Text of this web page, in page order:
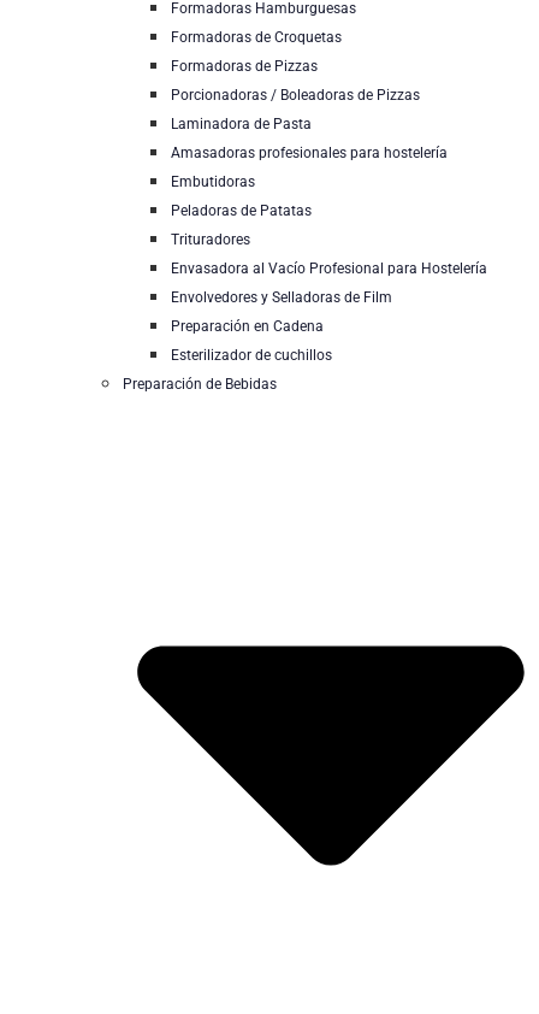
Formadoras Hamburguesas
Formadoras de Croquetas
Formadoras de Pizzas
Porcionadoras / Boleadoras de Pizzas
Laminadora de Pasta
Amasadoras profesionales para hostelería
Embutidoras
Peladoras de Patatas
Trituradores
Envasadora al Vacío Profesional para Hostelería
Envolvedores y Selladoras de Film
Preparación en Cadena
Esterilizador de cuchillos
Preparación de Bebidas